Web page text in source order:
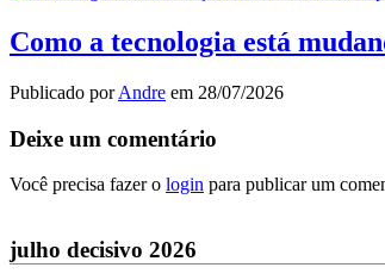
Como a tecnologia está
Publicado porAndre em 28/07/2026
Deixe um comentário
Você precisa fazer o login para publicar um
julho decisivo 2026